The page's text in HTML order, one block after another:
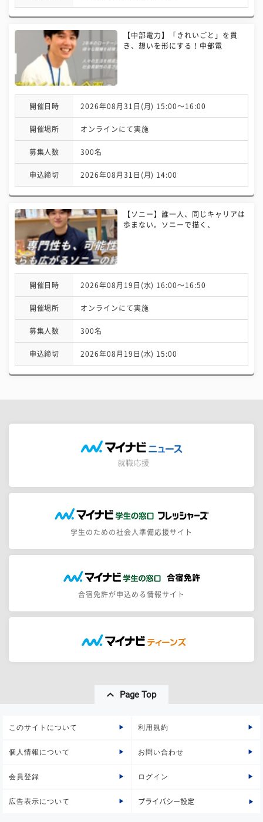
【中部電力】「きれいごと」を貫
き、想いを形にする！中部電
開催日時 2026年08月31日(月) 15:00〜16:00
開催場所 オンラインにて実施
募集人数 300名
申込締切 2026年08月31日(月) 14:00
【ソニー】誰一人、同じキャリアは
歩まない。ソニーで描く、
開催日時 2026年08月19日(水) 16:00〜16:50
開催場所 オンラインにて実施
募集人数 300名
申込締切 2026年08月19日(水) 15:00
学生のための社会人準備応援サイト
合宿免許が申込める情報サイト
Page Top
このサイトについて 利用規約
個人情報について お問い合わせ
会員登録 ログイン
広告表示について プライバシー設定